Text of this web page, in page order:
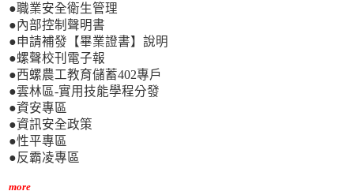
●職業安全衛生管理
●內部控制聲明書
●申請補發【畢業證書】說明
●螺聲校刊電子報
●西螺農工教育儲蓄402專戶
●雲林區-實用技能學程分發
●資安專區
●資訊安全政策
●性平專區
●反霸凌專區
more